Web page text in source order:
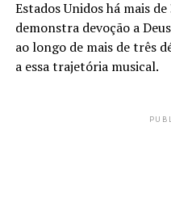
Estados Unidos há mais
demonstra devoção a
ao longo de mais de três
a essa trajetória musical.